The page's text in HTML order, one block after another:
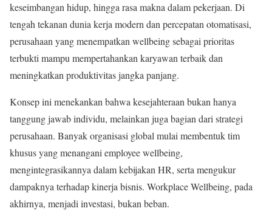
keseimbangan hidup, hingga rasa makna dalam pekerjaan. Di
tengah tekanan dunia kerja modern dan percepatan otomatisasi,
perusahaan yang menempatkan wellbeing sebagai prioritas
terbukti mampu mempertahankan karyawan terbaik dan
meningkatkan produktivitas jangka panjang.
Konsep ini menekankan bahwa kesejahteraan bukan hanya
tanggung jawab individu, melainkan juga bagian dari strategi
perusahaan. Banyak organisasi global mulai membentuk tim
khusus yang menangani employee wellbeing,
mengintegrasikannya dalam kebijakan HR, serta mengukur
dampaknya terhadap kinerja bisnis. Workplace Wellbeing, pada
akhirnya, menjadi investasi, bukan beban.